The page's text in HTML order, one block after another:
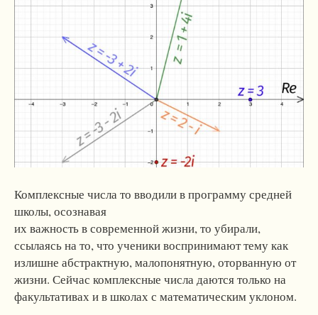
Комплексные числа то вводили в программу средней
школы, осознавая
их важность в современной жизни, то убирали,
ссылаясь на то, что ученики воспринимают тему как
излишне абстрактную, малопонятную, оторванную от
жизни. Сейчас комплексные числа даются только на
факультативах и в школах с математическим уклоном.